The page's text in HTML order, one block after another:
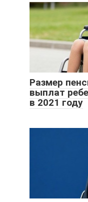
Размер
выплат
в 2021 году